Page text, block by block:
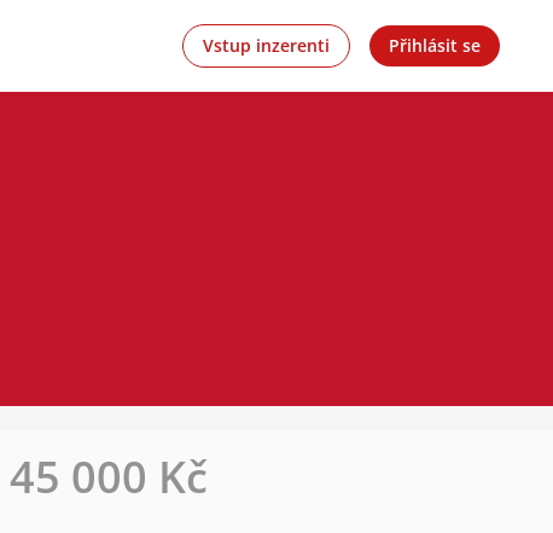
Vstup inzerenti Přihlásit se
000 Kč